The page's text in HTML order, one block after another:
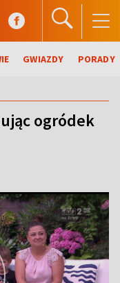
GWIAZDY PORADY
ogródek